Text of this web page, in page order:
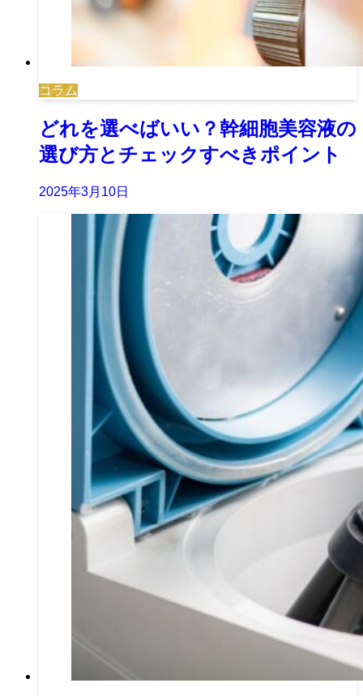
コラム
どれを選べばいい？幹細胞美容液の
選び方とチェックすべきポイント
2025年3月10日